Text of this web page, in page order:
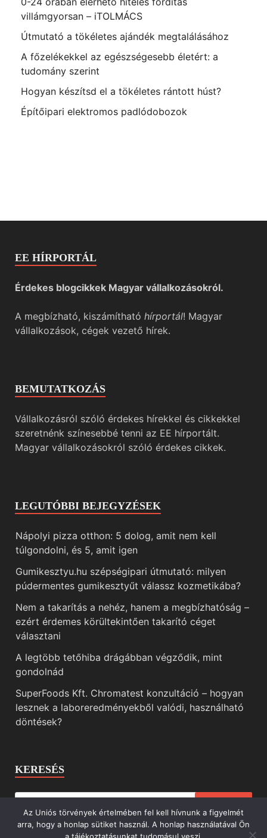
villámgyorsan – iTOLMÁCS
Útmutató a tökéletes ajándék megtalálásához
A főzelékekkel az egészségesebb életért: a
tudomány szerint
Hogyan készítsd el a tökéletes rántott húst?
Építőipari elektromos padlódobozok
EE HÍRPORTÁL
Érdekes blogcikkek Magyar vállalkozásokról.
A megbízható, kiszámítható hírportál! Magyar
vállalkozások, cégek vezető hírek.
BEMUTATKOZÁS
Vállalkozásról szóló érdekes hírekkel és cikkekkel
szeretnénk színesebbé tenni az EE hírportált.
Magyar vállalkozásokról szóló érdekes cikkek.
LEGUTÓBBI BEJEGYZÉSEK
Nápolyi pizza otthon: 5 dolog, amit nem kell
túlgondolni, és 5, amit igen
Gumikesztyu.hu szépségipari útmutató: milyen
púdermentes gumikesztyűt válassz kozmetikába?
Nem a takarítás a nehéz, hanem a megbízhatóság –
ezért érdemes körültekintően takarító céget
választani
A legtöbb tetőhiba drágábban végződik, mint
gondolnád
SuperFoods Kft. Chromatest konzultáció – hogyan
lesznek a laboreredményekből valódi, használható
döntések?
KERESÉS
Az Uniós törvények értelmében fel kell hívnunk a figyelmét
arra, hogy a honlap sütiket használ. A honlap használatával Ön